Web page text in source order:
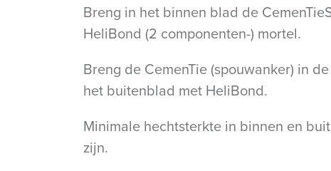
Breng in het binnen blad de
HeliBond (2 componenten-) mortel.
Breng de CemenTie (spouwanker) in
het buitenblad met HeliBond.
Minimale hechtsterkte in binnen en
zijn.